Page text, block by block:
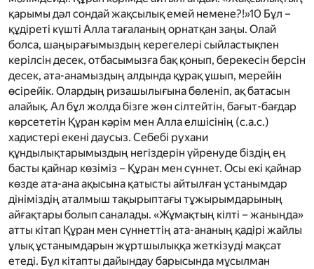
қарымы дәл сондай жақсылық емей немене?!»10 Бұл –
құдіреті күшті Алла тағаланың орнатқан заңы. Олай
болса, шаңырағымыздың керегелері сыйластықпен
керілсін десек, отбасымызға бақ қонып, берекесін берсін
десек, ата-анамыздың алдында құрақ ұшып, мерейін
өсірейік. Олардың ризашылығына бөленіп, ақ батасын
алайық. Ал бұл жолда бізге жөн сілтейтін, бағыт-бағдар
көрсететін Құран кәрім мен Алла елшісінің (с.а.с.)
хадистері екені даусыз. Себебі рухани
құндылықтарымыздың негіздерін үйренуде біздің ең
басты қайнар көзіміз – Құран мен сүннет. Осы екі қайнар
көзде ата-ана ақысына қатысты айтылған ұстанымдар
дініміздің аталмыш тақырыптағы тұжырымдарының
айғақтары болып саналады. «Жұмақтың кілті – жаныңда»
атты кітап Құран мен сүннеттің ата-ананың қадірі жайлы
ұлық ұстанымдарын жұртшылыққа жеткізуді мақсат
етеді. Бұл кітапты дайындау барысында мұсылман